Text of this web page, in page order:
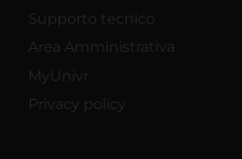
Supporto tecnico
Area Amministrativa
MyUnivr
Privacy policy